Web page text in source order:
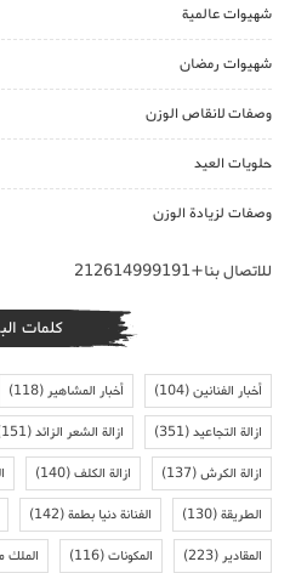
شهيوات عالمية
شهيوات رمضان
وصفات لانقاص الوزن
حلويات العيد
وصفات لزيادة الوزن
للاتصال بنا+212614999191
كلمات
أخبار الفنانين(104) أخبار المشاهير(118)
ازالة التجاعيد(351) ازالة الشعر الزائد(151)
ازالة الكرش(137) ازالة الكلف(140)
الطريقة(130) الفنانة دنيا بطمة(142)
المقادير(223) المكونات(116)